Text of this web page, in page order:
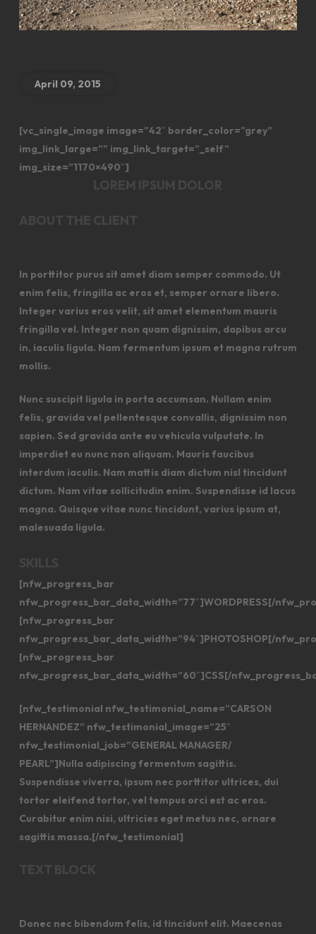
April 09, 2015
[vc_single_image image=”42″ border_color=”grey”
img_link_large=”” img_link_target=”_self”
img_size=”1170×490″]
LOREM IPSUM DOLOR
ABOUT THE CLIENT
In porttitor purus sit amet diam semper commodo. Ut
enim felis, fringilla ac eros et, semper ornare libero.
Integer varius eros velit, sit amet elementum mauris
fringilla vel. Integer non quam dignissim, dapibus arcu
in, iaculis ligula. Nam fermentum ipsum et magna rutrum
mollis.
Nunc suscipit ligula in porta accumsan. Nullam enim
felis, gravida vel pellentesque convallis, dignissim non
sapien. Sed gravida ante eu vehicula vulputate. In
imperdiet eu nunc non aliquam. Mauris faucibus
interdum iaculis. Nam mattis diam dictum nisl tincidunt
dictum. Nam vitae sollicitudin enim. Suspendisse id lacus
magna. Quisque vitae nunc tincidunt, varius ipsum at,
malesuada ligula.
SKILLS
[nfw_progress_bar
nfw_progress_bar_data_width=”77″]WORDPRESS[/
[nfw_progress_bar
nfw_progress_bar_data_width=”94″]PHOTOSHOP[/
[nfw_progress_bar
nfw_progress_bar_data_width=”60″]CSS[/
[nfw_testimonial nfw_testimonial_name=”CARSON
HERNANDEZ” nfw_testimonial_image=”25″
nfw_testimonial_job=”GENERAL MANAGER/
PEARL”]Nulla adipiscing fermentum sagittis.
Suspendisse viverra, ipsum nec porttitor ultrices, dui
tortor eleifend tortor, vel tempus orci est ac eros.
Curabitur enim nisi, ultricies eget metus nec, ornare
sagittis massa.[/nfw_testimonial]
TEXT BLOCK
Donec nec bibendum felis, id tincidunt elit. Maecenas